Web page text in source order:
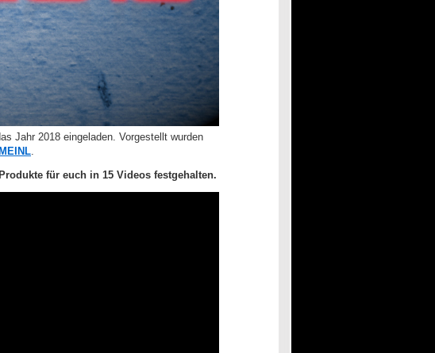
Jahr 2018 eingeladen. Vorgestellt wurden
MEINL.
für euch in 15 Videos festgehalten.